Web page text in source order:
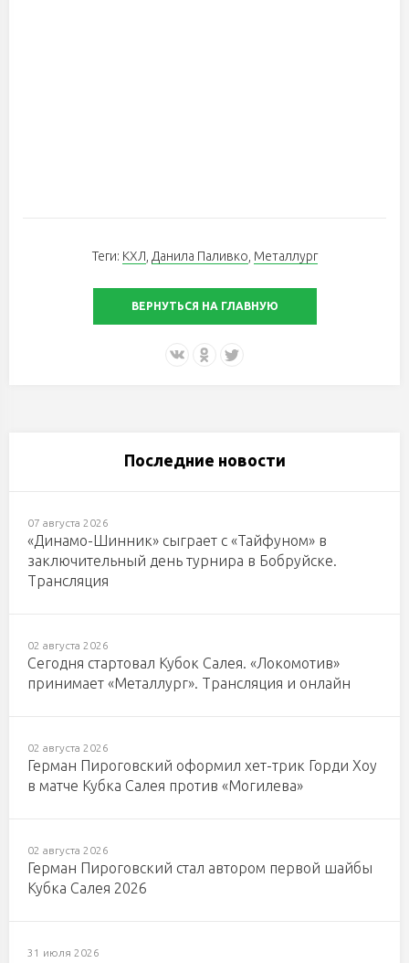
Теги: КХЛ Данила Паливко Металлург
ВЕРНУТЬСЯ НА ГЛАВНУЮ
Последние новости
07 августа 2026
«Динамо-Шинник» сыграет с «Тайфуном» в
заключительный день турнира в Бобруйске.
Трансляция
02 августа 2026
Сегодня стартовал Кубок Салея. «Локомотив»
принимает «Металлург». Трансляция и онлайн
02 августа 2026
Герман Пироговский оформил хет-трик Горди Хоу
в матче Кубка Салея против «Могилева»
02 августа 2026
Герман Пироговский стал автором первой шайбы
Кубка Салея 2026
31 июля 2026